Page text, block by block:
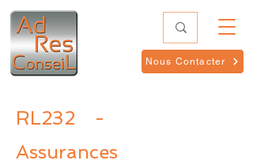
Nous Contacter
RL232
-
Assurances